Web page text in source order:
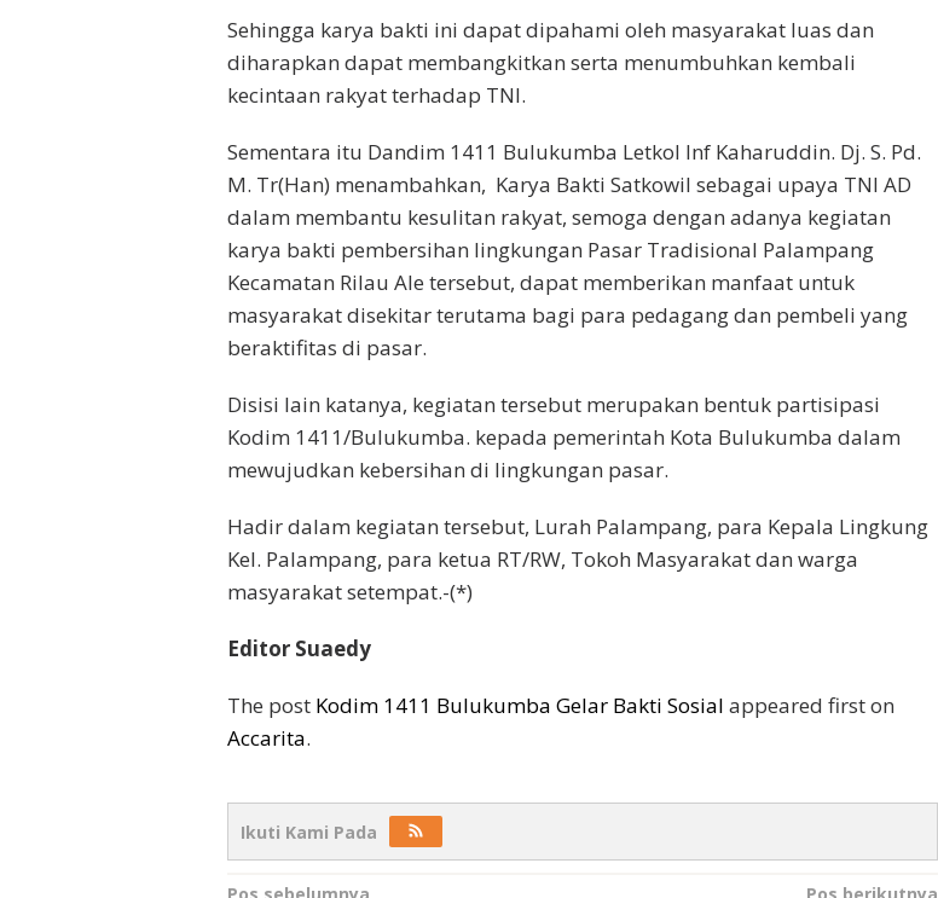
Sehingga karya bakti ini dapat dipahami oleh masyarakat luas dan
diharapkan dapat membangkitkan serta menumbuhkan kembali
kecintaan rakyat terhadap TNI.
Sementara itu Dandim 1411 Bulukumba Letkol Inf Kaharuddin. Dj. S. Pd.
M. Tr(Han) menambahkan, Karya Bakti Satkowil sebagai upaya TNI AD
dalam membantu kesulitan rakyat, semoga dengan adanya kegiatan
karya bakti pembersihan lingkungan Pasar Tradisional Palampang
Kecamatan Rilau Ale tersebut, dapat memberikan manfaat untuk
masyarakat disekitar terutama bagi para pedagang dan pembeli yang
beraktifitas di pasar.
Disisi lain katanya, kegiatan tersebut merupakan bentuk partisipasi
Kodim 1411/Bulukumba. kepada pemerintah Kota Bulukumba dalam
mewujudkan kebersihan di lingkungan pasar.
Hadir dalam kegiatan tersebut, Lurah Palampang, para Kepala Lingkung
Kel. Palampang, para ketua RT/RW, Tokoh Masyarakat dan warga
masyarakat setempat.-(*)
Editor Suaedy
The post Kodim 1411 Bulukumba Gelar Bakti Sosial appeared first on
Accarita.
Ikuti Kami Pada